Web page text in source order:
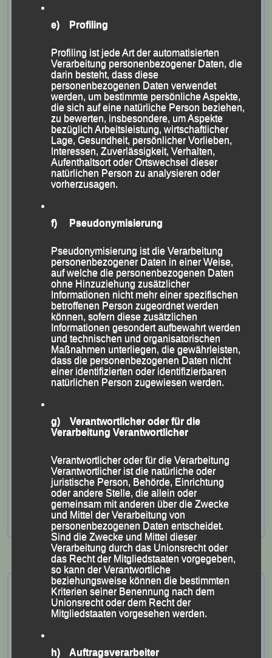
-LG Passau zum Trainingslager in Lazise-
Unter der Leitung von Stadtrat Siegfried Kapfer, dem
Vorsitzenden der Leichtathletik Gemeinschaft (LG)
Passau (stehend 1. v. re.), der auch für die gesamte
verantwortlich zeichnete, verbrachten 50 Kinder,
Jugendliche und Erwachsene der LG Passau in den
Osterferien bei durchwachsenen Wetter-Verhältnissen
eine Trainingswoche in Lazise am Gardasee.
Neben einer Vielzahl von Trainingseinheiten, die der
LG-Vorsitzende und die engagierten Übungsleiter
Stefan Biersack, Dr. Andreas Feldschmid, Tobias
Kapfer, Thomas Scharinger, Dilara Seidenschwarz,
Raphael Wagensonner und Patrick Wimmer vor Ort, im
Kraftraum und im Sportstadion in Bussolengo als
intensive Vorbereitung auf die bevorstehende
Wettkampfsaison durchführten, kamen aber auch jede
Menge Spaß und viel Gemeinschaft nicht zu kurz.
VeröffentlichtinAktuelles,Archiv 2024| Markiert mitDilara
Seidenschwarz,Dr. Andreas Feldschmid ,Patrick Wimmer
Raphael Wagensonner,Stefan Biersack, Thomas
Scharinger,Tobias Kapfer
Südbayerische
Hallenmeisterschaften
15.01.2023 – München
Veröffentlicht am15. Januar 2023von
e) Profiling
Profiling ist jede Art der automatisierten
Verarbeitung personenbezogener Daten, die
darin besteht, dass diese
personenbezogenen Daten verwendet
werden, um bestimmte persönliche Aspekte,
die sich auf eine natürliche Person beziehen,
zu bewerten, insbesondere, um Aspekte
bezüglich Arbeitsleistung, wirtschaftlicher
Lage, Gesundheit, persönlicher Vorlieben,
Interessen, Zuverlässigkeit, Verhalten,
Aufenthaltsort oder Ortswechsel dieser
natürlichen Person zu analysieren oder
vorherzusagen.
f) Pseudonymisierung
Pseudonymisierung ist die Verarbeitung
personenbezogener Daten in einer Weise,
auf welche die personenbezogenen Daten
ohne Hinzuziehung zusätzlicher
Informationen nicht mehr einer spezifischen
betroffenen Person zugeordnet werden
können, sofern diese zusätzlichen
Informationen gesondert aufbewahrt werden
und technischen und organisatorischen
Maßnahmen unterliegen, die gewährleisten,
dass die personenbezogenen Daten nicht
einer identifizierten oder identifizierbaren
natürlichen Person zugewiesen werden.
g) Verantwortlicher oder für die
Verarbeitung Verantwortlicher
Verantwortlicher oder für die Verarbeitung
Verantwortlicher ist die natürliche oder
juristische Person, Behörde, Einrichtung
oder andere Stelle, die allein oder
gemeinsam mit anderen über die Zwecke
und Mittel der Verarbeitung von
personenbezogenen Daten entscheidet.
Sind die Zwecke und Mittel dieser
Verarbeitung durch das Unionsrecht oder
das Recht der Mitgliedstaaten vorgegeben,
so kann der Verantwortliche
beziehungsweise können die bestimmten
Kriterien seiner Benennung nach dem
Unionsrecht oder dem Recht der
Mitgliedstaaten vorgesehen werden.
h) Auftragsverarbeiter